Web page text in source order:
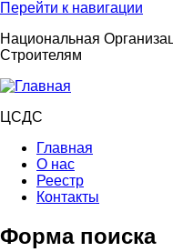
Перейти к навигации
Национальная
Строителям
ЦСДС
Главная
О нас
Реестр
Контакты
Форма поиска